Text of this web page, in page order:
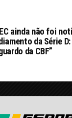
ainda não foi
da Série
da CBF”